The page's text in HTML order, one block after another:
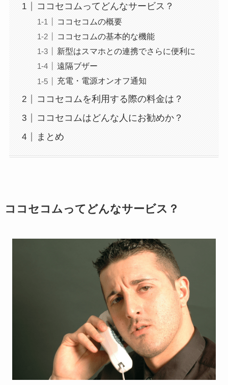
ココセコムってどんなサービス？
ココセコムの概要
ココセコムの基本的な機能
新型はスマホとの連携でさらに便利に
遠隔ブザー
充電・電源オンオフ通知
ココセコムを利用する際の料金は？
ココセコムはどんな人にお勧めか？
まとめ
ココセコムってどんなサービス？